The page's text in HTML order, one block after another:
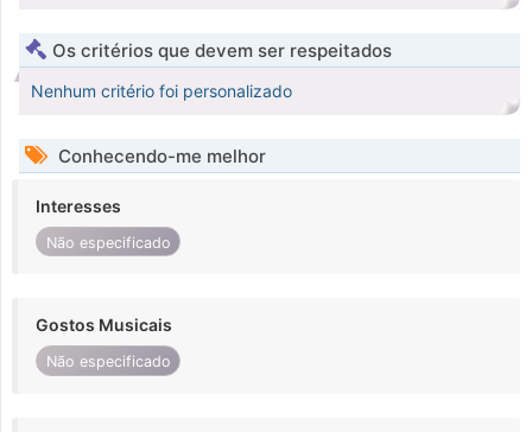
Os critérios que devem ser respeitados
Nenhum critério foi personalizado
Conhecendo-me melhor
Interesses
Não especificado
Gostos Musicais
Não especificado